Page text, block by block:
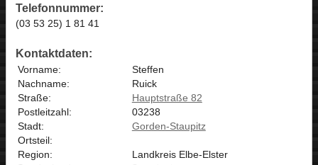
Telefonnummer:
(03 53 25) 1 81 41
Kontaktdaten:
Vorname:
Steffen
Nachname:
Ruick
Straße:
Hauptstraße 82
Postleitzahl:
03238
Stadt:
Gorden-Staupitz
Ortsteil:
Region:
Landkreis Elbe-Elster